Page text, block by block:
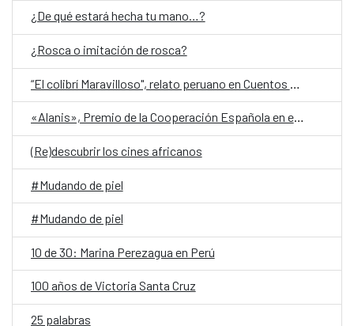
¿De qué estará hecha tu mano…?
¿Rosca o imitación de rosca?
«Alanis», Premio de la Cooperación Española en el Festival de San Sebastián
(Re)descubrir los cines africanos
#Mudando de piel
#Mudando de piel
10 de 30: Marina Perezagua en Perú
100 años de Victoria Santa Cruz
25 palabras